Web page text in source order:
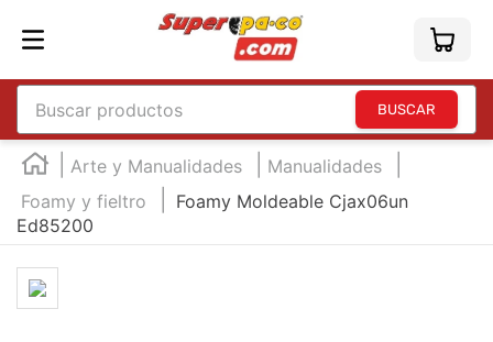
Buscar productos
Arte y Manualidades
Manualidades
Foamy y fieltro
Foamy Moldeable Cjax06un
Ed85200
TÉRMINOS MÁS BUSCADOS
england
2.
marcador e300
3.
4.